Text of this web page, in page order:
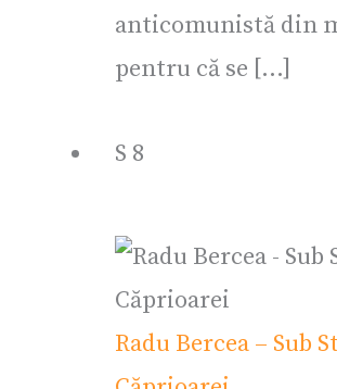
anticomunistă din
pentru că se […]
S 8
Radu Bercea – Sub